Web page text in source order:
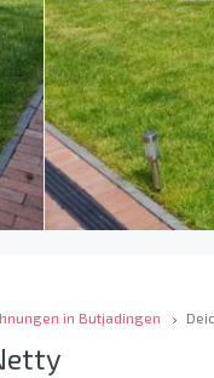
in Butjadingen